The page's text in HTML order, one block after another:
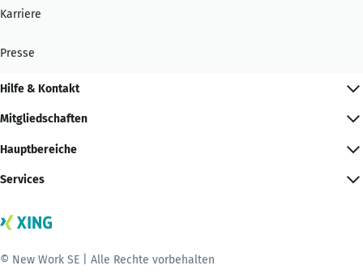
Karriere
Presse
Hilfe & Kontakt
Mitgliedschaften
Hauptbereiche
Services
© New Work SE | Alle Rechte vorbehalten